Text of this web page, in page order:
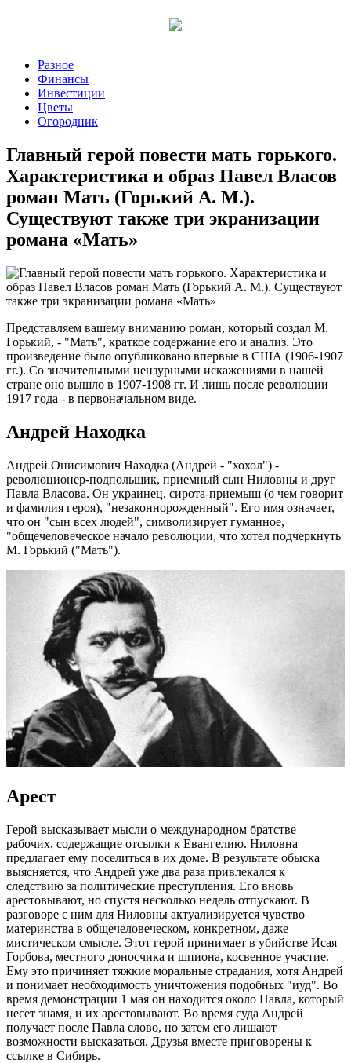
Разное
Финансы
Инвестиции
Цветы
Огородник
Главный герой повести мать горького.
Характеристика и образ Павел Власов
роман Мать (Горький А. М.).
Существуют также три экранизации
романа «Мать»
Представляем вашему вниманию роман, который создал М.
Горький, - "Мать", краткое содержание его и анализ. Это
произведение было опубликовано впервые в США (1906-1907
гг.). Со значительными цензурными искажениями в нашей
стране оно вышло в 1907-1908 гг. И лишь после революции
1917 года - в первоначальном виде.
Андрей Находка
Андрей Онисимович Находка (Андрей - "хохол") -
революционер-подпольщик, приемный сын Ниловны и друг
Павла Власова. Он украинец, сирота-приемыш (о чем говорит
и фамилия героя), "незаконнорожденный". Его имя означает,
что он "сын всех людей", символизирует гуманное,
"общечеловеческое начало революции, что хотел подчеркнуть
М. Горький ("Мать").
Арест
Герой высказывает мысли о международном братстве
рабочих, содержащие отсылки к Евангелию. Ниловна
предлагает ему поселиться в их доме. В результате обыска
выясняется, что Андрей уже два раза привлекался к
следствию за политические преступления. Его вновь
арестовывают, но спустя несколько недель отпускают. В
разговоре с ним для Ниловны актуализируется чувство
материнства в общечеловеческом, конкретном, даже
мистическом смысле. Этот герой принимает в убийстве Исая
Горбова, местного доносчика и шпиона, косвенное участие.
Ему это причиняет тяжкие моральные страдания, хотя Андрей
и понимает необходимость уничтожения подобных "иуд". Во
время демонстрации 1 мая он находится около Павла, который
несет знамя, и их арестовывают. Во время суда Андрей
получает после Павла слово, но затем его лишают
возможности высказаться. Друзья вместе приговорены к
ссылке в Сибирь.